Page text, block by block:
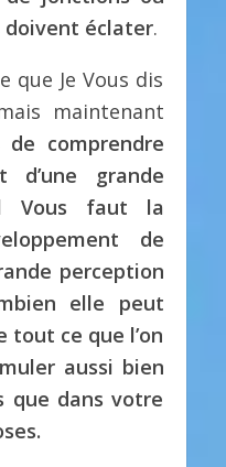
doivent éclater.
que Je Vous dis
maintenant
de comprendre
grande
Vous faut la
de
perception
elle peut
tout ce que l’on
aussi bien
que dans votre